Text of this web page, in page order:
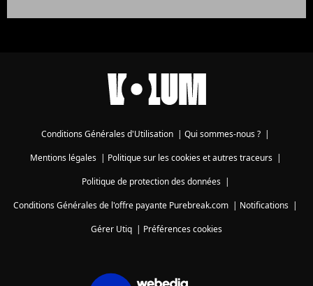
Conditions Générales d'Utilisation | Qui sommes-nous ? |
Mentions légales| Politique sur les cookies et autres traceurs|
Politique de protection des données|
Conditions Générales de l'offre payante Purebreak.com | Notifications |
Gérer Utiq | Préférences cookies